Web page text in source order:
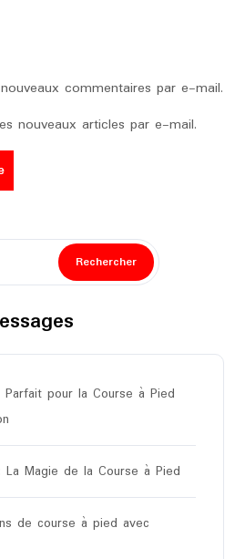
commentaires par e-mail.
nouveaux articles par e-mail.
Rechercher
Parfait pour la Course à Pied
La Magie de la Course à Pied
de course à pied avec